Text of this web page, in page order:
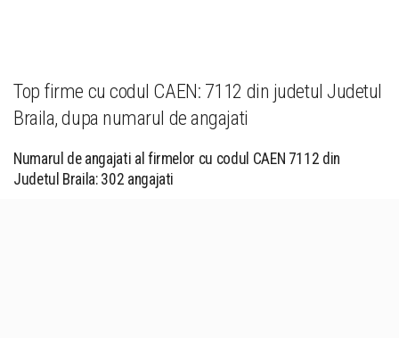
Top firme cu codul CAEN: 7112 din judetul Judetul
Braila, dupa numarul de angajati
Numarul de angajati al firmelor cu codul CAEN 7112 din
Judetul Braila: 302 angajati